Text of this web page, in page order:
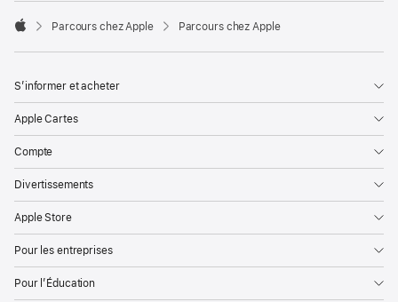

Parcours chez Apple Parcours chez Apple
S’informer et acheter
Apple Cartes
Compte
Divertissements
Apple Store
Pour les entreprises
Pour l’Éducation